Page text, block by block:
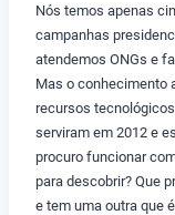
Nós temos apenas
campanhas
atendemos ONGs e
Mas o conhecimento
recursos
serviram em 2012 e
procuro funcionar
para descobrir? Que
e tem uma outra que